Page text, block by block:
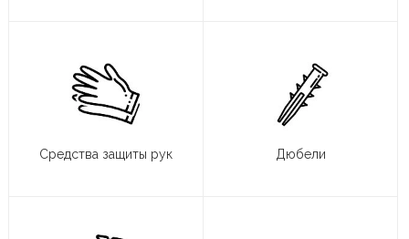
Средства защиты рук Дюбели